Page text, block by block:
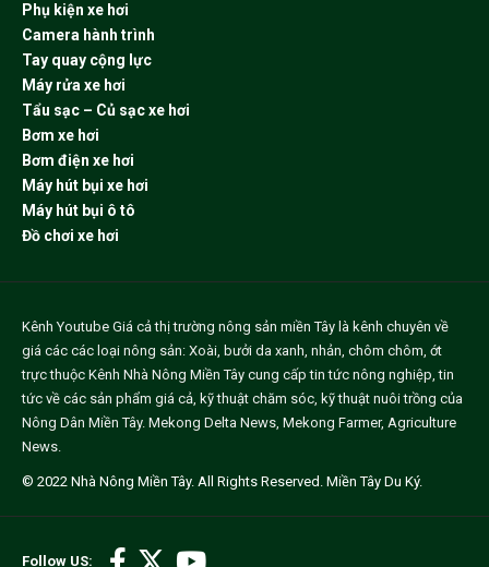
Phụ kiện xe hơi
Camera hành trình
Tay quay cộng lực
Máy rửa xe hơi
Tẩu sạc – Củ sạc xe hơi
Bơm xe hơi
Bơm điện xe hơi
Máy hút bụi xe hơi
Máy hút bụi ô tô
Đồ chơi xe hơi
Follow US:
Kênh Youtube Giá cả thị trường nông sản miền Tây là kênh chuyên về
giá các các loại nông sản: Xoài, bưởi da xanh, nhản, chôm chôm, ớt
trực thuộc Kênh Nhà Nông Miền Tây cung cấp tin tức nông nghiệp, tin
tức về các sản phẩm giá cả, kỹ thuật chăm sóc, kỹ thuật nuôi trồng của
Nông Dân Miền Tây. Mekong Delta News, Mekong Farmer, Agriculture
News.
© 2022 Nhà Nông Miền Tây. All Rights Reserved. Miền Tây Du Ký.